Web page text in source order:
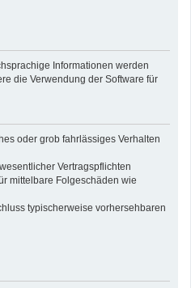
Informationen werden
die Verwendung der Software für
oder grob fahrlässiges Verhalten
Vertragspflichten
mittelbare Folgeschäden wie
typischerweise vorhersehbaren